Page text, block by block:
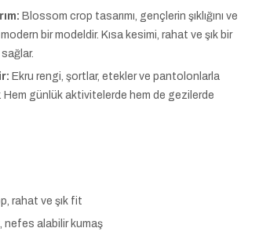
Blossom crop tasarımı, gençlerin şıklığını ve
bir modeldir. Kısa kesimi, rahat ve şık bir
Ekru rengi, şortlar, etekler ve pantolonlarla
Hem günlük aktivitelerde hem de gezilerde
rahat ve şık fit
nefes alabilir kumaş